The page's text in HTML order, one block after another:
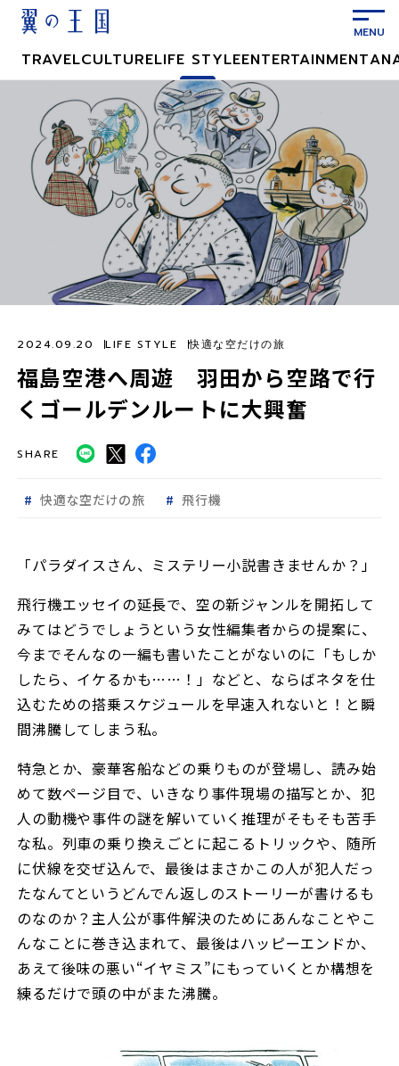
TRAVELCULTURELIFE STYLEENTERTAINMENT
福島空港へ周遊 羽田から空路で行
くゴールデンルートに大興奮
2024.09.20 LIFE STYLE 快適な空だけの旅
SHARE
快適な空だけの旅 飛行機
「パラダイスさん、ミステリー小説書きませんか？」
飛行機エッセイの延長で、空の新ジャンルを開拓して
みてはどうでしょうという女性編集者からの提案に、
今までそんなの一編も書いたことがないのに「もしか
したら、イケるかも……！」などと、ならばネタを仕
込むための搭乗スケジュールを早速入れないと！と瞬
間沸騰してしまう私。
特急とか、豪華客船などの乗りものが登場し、読み始
めて数ページ目で、いきなり事件現場の描写とか、犯
人の動機や事件の謎を解いていく推理がそもそも苦手
な私。列車の乗り換えごとに起こるトリックや、随所
に伏線を交ぜ込んで、最後はまさかこの人が犯人だっ
たなんてというどんでん返しのストーリーが書けるも
のなのか？主人公が事件解決のためにあんなことやこ
んなことに巻き込まれて、最後はハッピーエンドか、
あえて後味の悪い“イヤミス”にもっていくとか構想を
練るだけで頭の中がまた沸騰。